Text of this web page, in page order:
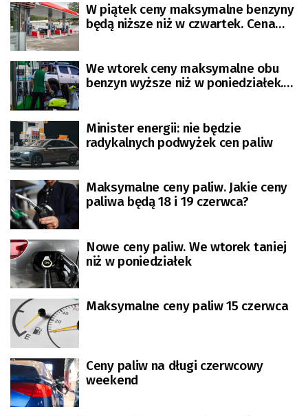
W piątek ceny maksymalne benzyny
będą niższe niż w czwartek. Cena
We wtorek ceny maksymalne obu
benzyn wyższe niż w poniedziałek.
Minister energii: nie będzie
radykalnych podwyżek cen paliw
Maksymalne ceny paliw. Jakie ceny
paliwa będą 18 i 19 czerwca?
Nowe ceny paliw. We wtorek taniej
niż w poniedziałek
Maksymalne ceny paliw 15 czerwca
Ceny paliw na długi czerwcowy
weekend